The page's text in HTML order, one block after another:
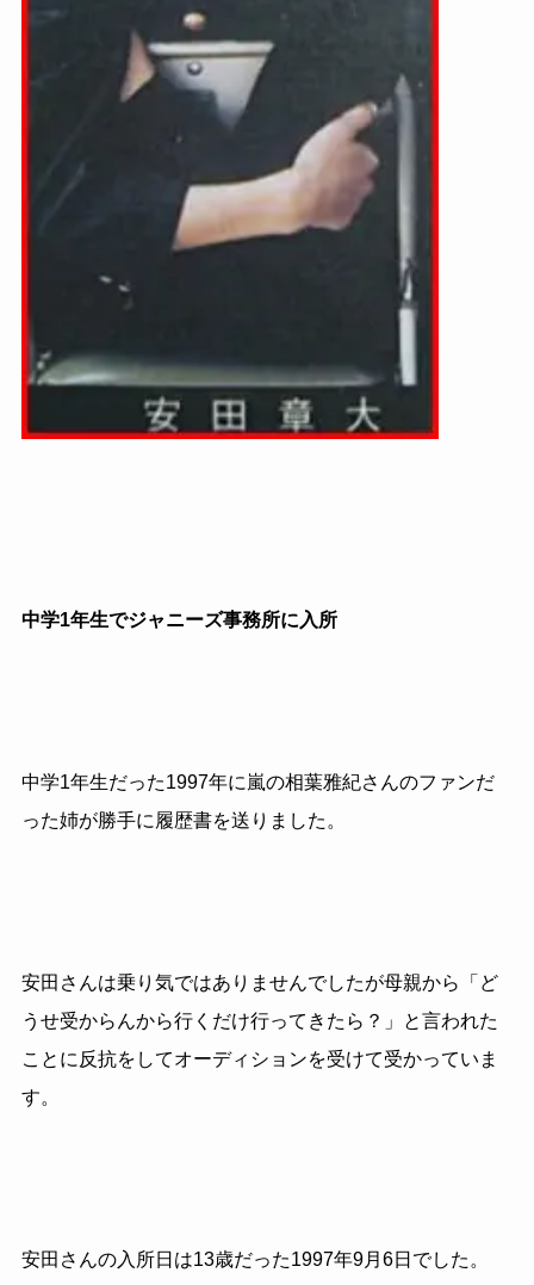
中学1年生でジャニーズ事務所に入所
中学1年生だった1997年に嵐の相葉雅紀さんのファンだ
った姉が勝手に履歴書を送りました。
安田さんは乗り気ではありませんでしたが母親から「ど
うせ受からんから行くだけ行ってきたら？」と言われた
ことに反抗をしてオーディションを受けて受かっていま
す。
安田さんの入所日は13歳だった1997年9月6日でした。